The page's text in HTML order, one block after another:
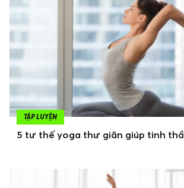
TẬP LUYỆN
5 tư thế yoga thư giãn giúp tinh